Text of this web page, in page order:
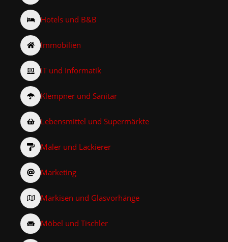
Hotels und B&B
Immobilien
IT und Informatik
Klempner und Sanitär
Lebensmittel und Supermärkte
Maler und Lackierer
Marketing
Markisen und Glasvorhänge
Möbel und Tischler